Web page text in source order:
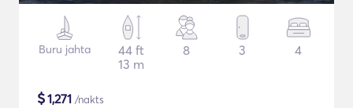
Buru jahta
44 ft
13 m
8 3 4
$1,271 /nakts